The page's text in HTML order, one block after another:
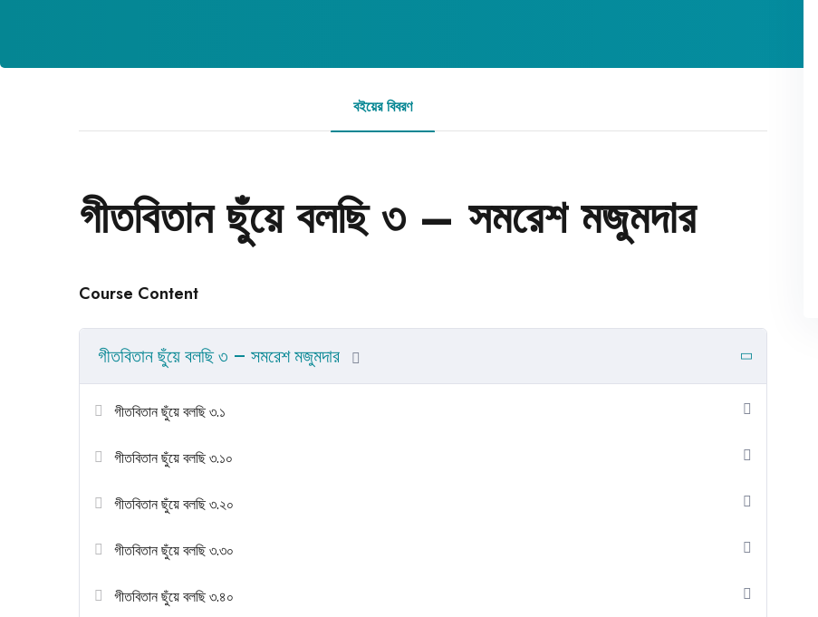
বইয়ের বিবরণ
গীতবিতান ছুঁয়ে বলছি ৩ – সমরেশ মজুমদার
Course Content
গীতবিতান ছুঁয়ে বলছি ৩ – সমরেশ মজুমদার
গীতবিতান ছুঁয়ে বলছি ৩.১
গীতবিতান ছুঁয়ে বলছি ৩.১০
গীতবিতান ছুঁয়ে বলছি ৩.২০
গীতবিতান ছুঁয়ে বলছি ৩.৩০
গীতবিতান ছুঁয়ে বলছি ৩.৪০